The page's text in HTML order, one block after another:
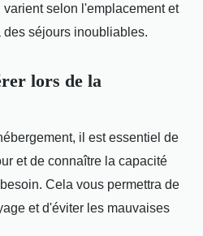
varient selon l'emplacement et
des séjours inoubliables.
lors de la
il est essentiel de
et de connaître la capacité
Cela vous permettra de
et d'éviter les mauvaises